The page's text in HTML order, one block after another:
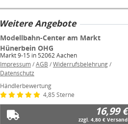
Weitere Angebote
Modellbahn-Center am Markt
Hünerbein OHG
Markt 9-15 in 52062 Aachen
Impressum/AGB /Widerrufsbelehrung/
Datenschutz
Händlerbewertung
4,85 Sterne
16,99 €
zzgl. 4,80 € Versand